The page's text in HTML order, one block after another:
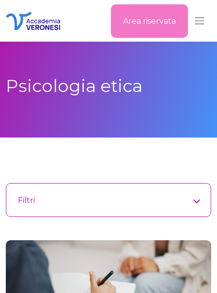
Area riservata
Psicologia etica
Filtri